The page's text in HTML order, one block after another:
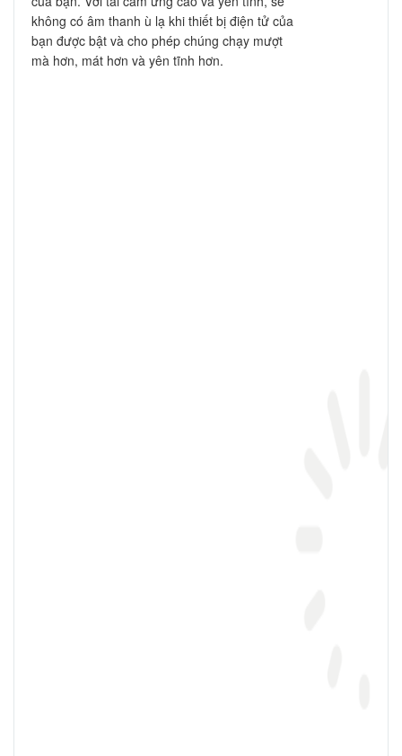
không có âm thanh ù lạ khi thiết bị điện tử của
bạn được bật và cho phép chúng chạy mượt
mà hơn, mát hơn và yên tĩnh hơn.